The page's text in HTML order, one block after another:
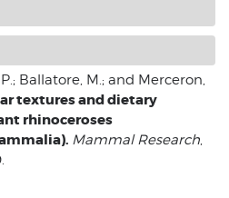
Ballatore, M.; and Merceron,
textures and dietary
rhinoceroses
Mammal Research,